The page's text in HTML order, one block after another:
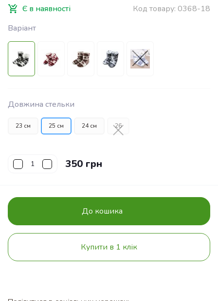
Є в наявності Код товару: 0368-18
Варіант
Довжина стельки
23 см 25 см 24 см 26
350 грн
До кошика
Купити в 1 клік